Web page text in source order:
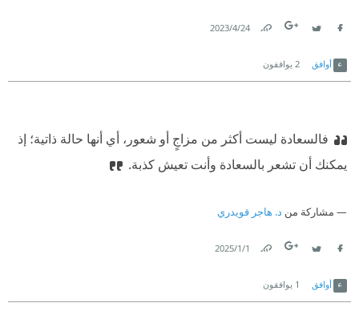
24‏/4‏/2023
أوافق 2 يوافقون
فالسعادة ليست أكثر من مزاجٍ أو شعور، أي أنها حالة ذاتية؛ إذ
يمكنك أن تشعر بالسعادة وأنت تعيش كذبة.
مشاركة من د. هاجر قويدري
1‏/1‏/2025
أوافق 1 يوافقون